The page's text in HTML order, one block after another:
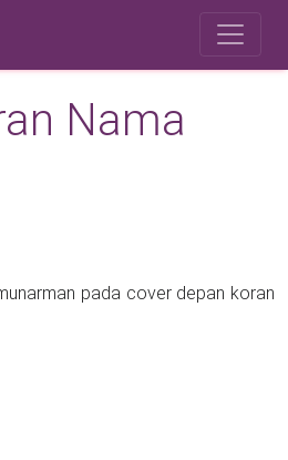
Nama
pada cover depan koran